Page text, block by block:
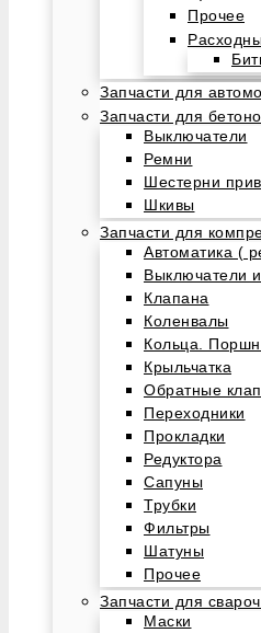
Прочее
Запчасти для
Запчасти для
Выключатели
Ремни
Шестерни
Шкивы
Запчасти для
Автоматика (
Выключатели
Клапана
Коленвалы
Кольца.
Крыльчатка
Обратные
Переходники
Прокладки
Редуктора
Сапуны
Трубки
Фильтры
Шатуны
Прочее
Запчасти для
Маски